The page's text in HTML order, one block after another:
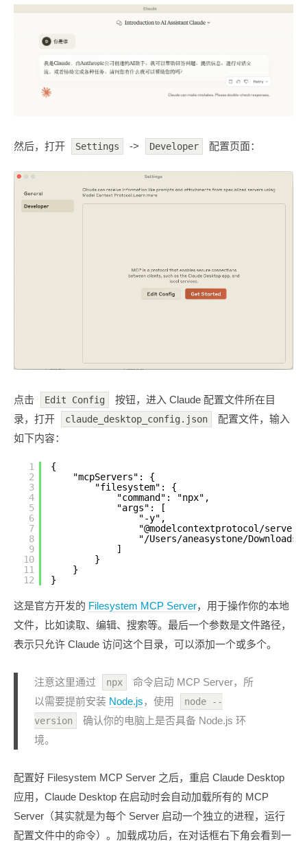
然后，打开 Settings -> Developer 配置页面：
点击 Edit Config
按钮，进入 Claude 配置文件所在目
录，打开
claude_desktop_config.json
配置文件，输入
如下内容：
1
2
3
4
5
6
7
8
9
10
11
12
{
"mcpServers": {
"filesystem": {
"command": "npx",
"args": [
"-y",
"@modelcontextprotocol/
"/Users/aneasystone/Downloads/
]
}
}
}
这是官方开发的 Filesystem MCP Server，用于操作你的本地
文件，比如读取、编辑、搜索等。最后一个参数是文件路径，
表示只允许 Claude 访问这个目录，可以添加一个或多个。
注意这里通过 npx
命令启动 MCP Server，所
以需要提前安装 Node.js，使用
node --
version
确认你的电脑上是否具备 Node.js 环
境。
配置好 Filesystem MCP Server 之后，重启 Claude Desktop
应用，Claude Desktop 在启动时会自动加载所有的 MCP
Server（其实就是为每个 Server 启动一个独立的进程，运行
配置文件中的命令）。加载成功后，在对话框右下角会看到一